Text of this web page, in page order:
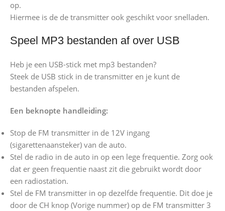
op.
Hiermee is de de transmitter ook geschikt voor snelladen.
Speel MP3 bestanden af over USB
Heb je een USB-stick met mp3 bestanden?
Steek de USB stick in de transmitter en je kunt de
bestanden afspelen.
Een beknopte handleiding:
Stop de FM transmitter in de 12V ingang
(sigarettenaansteker) van de auto.
Stel de radio in de auto in op een lege frequentie. Zorg ook
dat er geen frequentie naast zit die gebruikt wordt door
een radiostation.
Stel de FM transmitter in op dezelfde frequentie. Dit doe je
door de CH knop (Vorige nummer) op de FM transmitter 3